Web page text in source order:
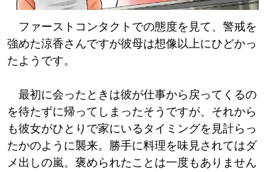
ファーストコンタクトでの態度を見て、警戒を
強めた涼香さんですが彼母は想像以上にひどかっ
たようです。
最初に会ったときは彼が仕事から戻ってくるの
を待たずに帰ってしまったそうですが、それから
も彼女がひとりで家にいるタイミングを見計らっ
たかのように襲来。勝手に料理を味見されてはダ
メ出しの嵐。褒められたことは一度もありません